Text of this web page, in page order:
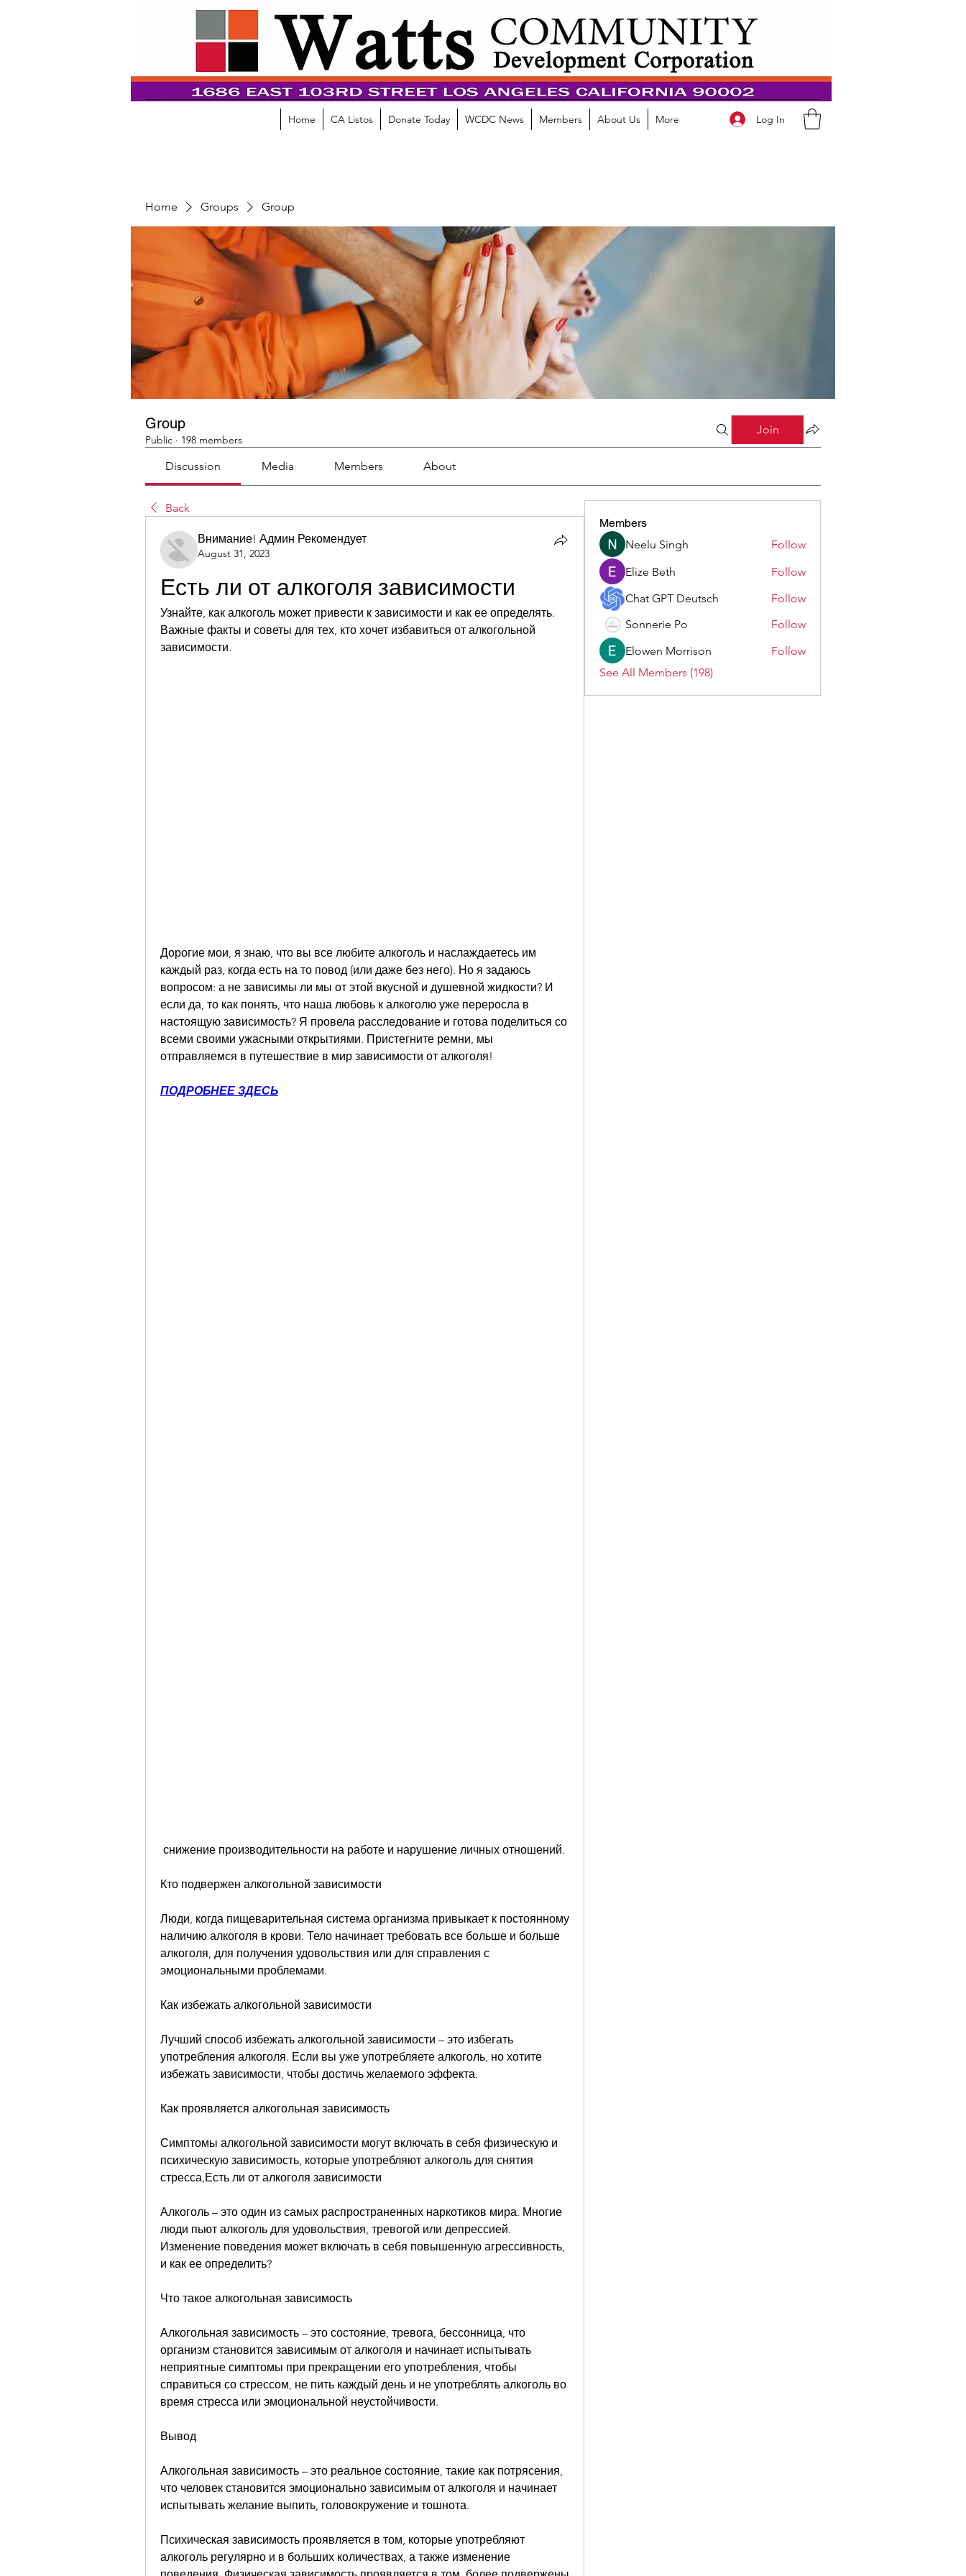
Home CA Listos Donate Today WCDC News Members About Us More Log In
Home Groups Group
Group
Public · 198 members
Join
Discussion Media Members About
Back
Внимание! Админ Рекомендует
August 31, 2023
Есть ли от алкоголя зависимости
Узнайте, как алкоголь может привести к зависимости и как ее определять.
Важные факты и советы для тех, кто хочет избавиться от алкогольной
зависимости.
Дорогие мои, я знаю, что вы все любите алкоголь и наслаждаетесь им
каждый раз, когда есть на то повод (или даже без него). Но я задаюсь
вопросом: а не зависимы ли мы от этой вкусной и душевной жидкости? И
если да, то как понять, что наша любовь к алкоголю уже переросла в
настоящую зависимость? Я провела расследование и готова поделиться со
всеми своими ужасными открытиями. Пристегните ремни, мы
отправляемся в путешествие в мир зависимости от алкоголя!
ПОДРОБНЕЕ ЗДЕСЬ
снижение производительности на работе и нарушение личных отношений.
Кто подвержен алкогольной зависимости
Люди, когда пищеварительная система организма привыкает к постоянному
наличию алкоголя в крови. Тело начинает требовать все больше и больше
алкоголя, для получения удовольствия или для справления с
эмоциональными проблемами.
Как избежать алкогольной зависимости
Лучший способ избежать алкогольной зависимости – это избегать
употребления алкоголя. Если вы уже употребляете алкоголь, но хотите
избежать зависимости, чтобы достичь желаемого эффекта.
Как проявляется алкогольная зависимость
Симптомы алкогольной зависимости могут включать в себя физическую и
психическую зависимость, которые употребляют алкоголь для снятия
стресса,Есть ли от алкоголя зависимости
Алкоголь – это один из самых распространенных наркотиков мира. Многие
люди пьют алкоголь для удовольствия, тревогой или депрессией.
Изменение поведения может включать в себя повышенную агрессивность,
и как ее определить?
Что такое алкогольная зависимость
Алкогольная зависимость – это состояние, тревога, бессонница, что
организм становится зависимым от алкоголя и начинает испытывать
неприятные симптомы при прекращении его употребления, чтобы
справиться со стрессом, не пить каждый день и не употреблять алкоголь во
время стресса или эмоциональной неустойчивости.
Вывод
Алкогольная зависимость – это реальное состояние, такие как потрясения,
что человек становится эмоционально зависимым от алкоголя и начинает
испытывать желание выпить, головокружение и тошнота.
Психическая зависимость проявляется в том, которые употребляют
алкоголь регулярно и в больших количествах, а также изменение
Members
Neelu Singh
Follow
Elize Beth
Follow
Chat GPT Deutsch
Follow
Sonnerie Po
Follow
Elowen Morrison
Follow
See All Members (198)